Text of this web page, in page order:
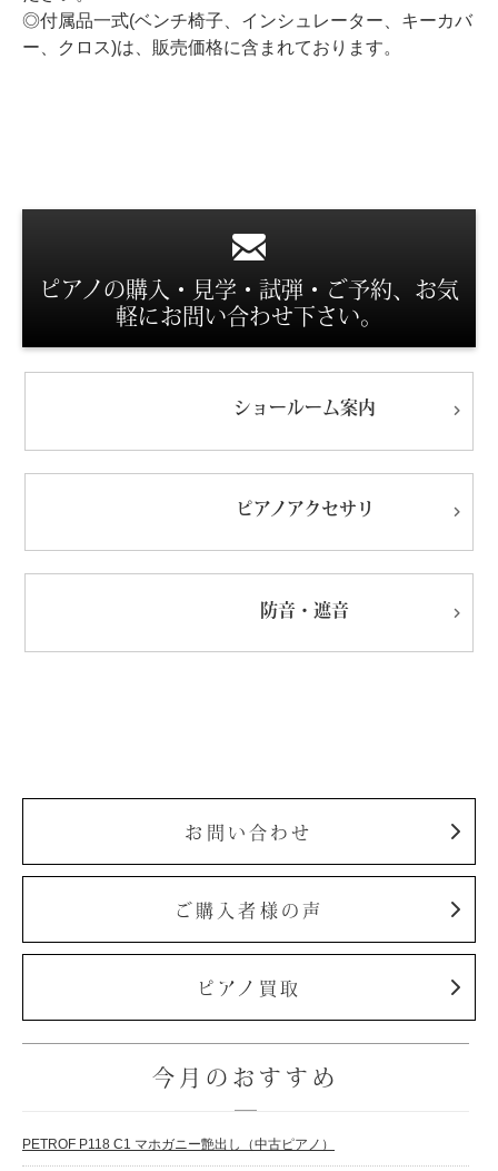
ピアノレンタル
◎付属品一式(ベンチ椅子、インシュレーター、キーカバ
ー、クロス)は、販売価格に含まれております。
ピアノの購入・見学・試弾・ご予約、お気
軽にお問い合わせ下さい。
ショールーム案内
ピアノアクセサリ
防音・遮音
お問い合わせ
ご購入者様の声
ピアノ買取
今月のおすすめ
PETROF P118 C1 マホガニー艶出し（中古ピアノ）